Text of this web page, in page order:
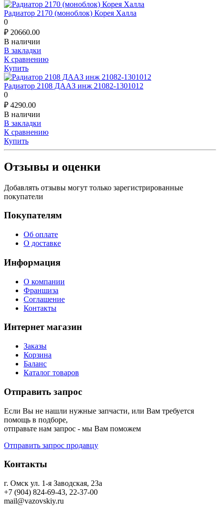
Радиатор 2170 (моноблок) Корея Халла
0
₽ 20660.00
В наличии
В закладки
К сравнению
Купить
Радиатор 2108 ДААЗ инж 21082-1301012
0
₽ 4290.00
В наличии
В закладки
К сравнению
Купить
Отзывы и оценки
Добавлять отзывы могут только зарегистрированные
покупатели
Покупателям
Об оплате
О доставке
Информация
О компании
Франшиза
Соглашение
Контакты
Интернет магазин
Заказы
Корзина
Баланс
Каталог товаров
Отправить запрос
Если Вы не нашли нужные запчасти, или Вам требуется
помощь в подборе,
отправьте нам запрос - мы Вам поможем
Отправить запрос продавцу
Контакты
г. Омск ул. 1-я Заводская, 23а
+7 (904) 824-69-43, 22-37-00
mail@vazovskiy.ru